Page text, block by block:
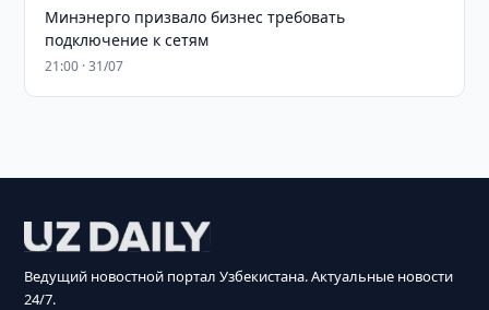
Минэнерго призвало бизнес требовать
подключение к сетям
21:00 · 31/07
Ведущий новостной портал Узбекистана. Актуальные новости
24/7.